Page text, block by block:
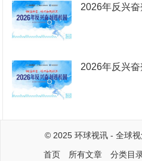
2026年反兴
2026年反兴
© 2025 环球视讯- 全球视
首页
所有文章 分类目